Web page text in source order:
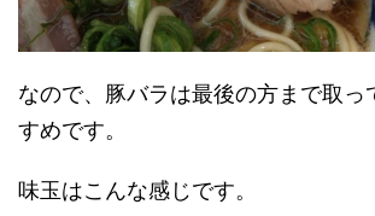
なので、豚バラは最後の方まで取っ
すめです。
味玉はこんな感じです。